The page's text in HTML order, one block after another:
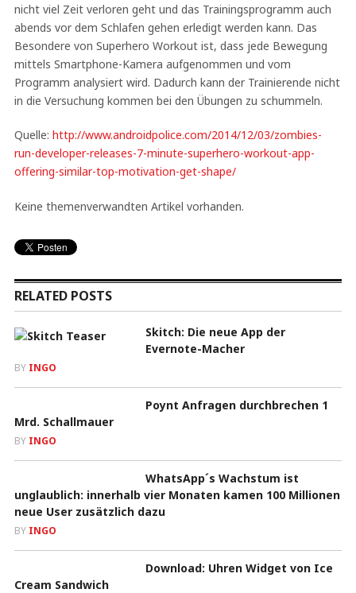
nicht viel Zeit verloren geht und das Trainingsprogramm auch
abends vor dem Schlafen gehen erledigt werden kann. Das
Besondere von Superhero Workout ist, dass jede Bewegung
mittels Smartphone-Kamera aufgenommen und vom
Programm analysiert wird. Dadurch kann der Trainierende nicht
in die Versuchung kommen bei den Übungen zu schummeln.
Quelle: http://www.androidpolice.com/2014/12/03/zombies-
run-developer-releases-7-minute-superhero-workout-app-
offering-similar-top-motivation-get-shape/
Keine themenverwandten Artikel vorhanden.
RELATED POSTS
Skitch: Die neue App der
Evernote-Macher
BY INGO
Poynt Anfragen durchbrechen 1
Mrd. Schallmauer
BY INGO
WhatsApp´s Wachstum ist
unglaublich: innerhalb vier Monaten kamen 100 Millionen
neue User zusätzlich dazu
BY INGO
Download: Uhren Widget von Ice
Cream Sandwich